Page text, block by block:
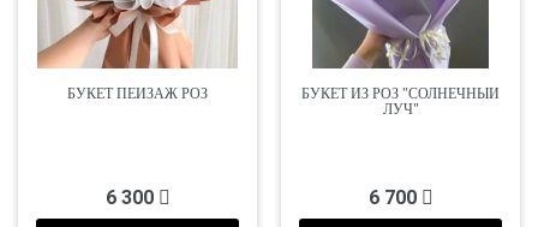
БУКЕТ ПЕЙЗАЖ РОЗ
6 300
БУКЕТ ИЗ РОЗ "СОЛНЕЧНЫЙ
ЛУЧ"
6 700